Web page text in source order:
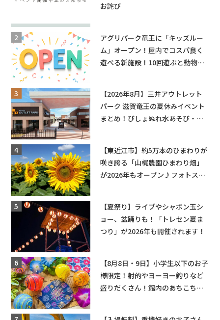
お詫び
アグリパーク竜王に「キッズルー
ム」オープン！屋内でコスパ良く
遊べる新施設！10回遊ぶと動物触
【2026年8月】三井アウトレット
パーク 滋賀竜王の夏休みイベント
まとめ！びしょぬれ水あそび・激
【東近江市】約5万本のひまわりが
咲き誇る「山梶農園ひまわり畑」
が2026年もオープン♪フォトスポ
【夏祭り】ライブやシャボン玉シ
ョー、盆踊りも！「トレセン夏ま
つり」が2026年も開催されます！
【8月8日・9日】小学生以下のお子
様限定！射的やヨーヨー釣りなど
盛りだくさん！館内のあちこちに